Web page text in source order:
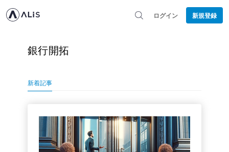
ログイン 新規登録
銀行開拓
新着記事